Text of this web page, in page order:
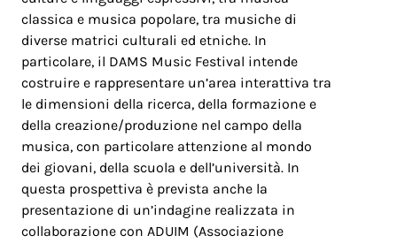
classica e musica popolare, tra musiche di
diverse matrici culturali ed etniche. In
particolare, il DAMS Music Festival intende
costruire e rappresentare un’area interattiva tra
le dimensioni della ricerca, della formazione e
della creazione/produzione nel campo della
musica, con particolare attenzione al mondo
dei giovani, della scuola e dell’università. In
questa prospettiva è prevista anche la
presentazione di un’indagine realizzata in
collaborazione con ADUIM (Associazione